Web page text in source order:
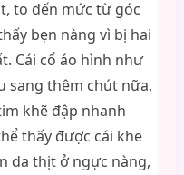
to đến mức từ góc
bẹn nàng vì bị hai
Cái cổ áo hình như
sang thêm chút nữa,
khẽ đập nhanh
thấy được cái khe
da thịt ở ngực nàng,